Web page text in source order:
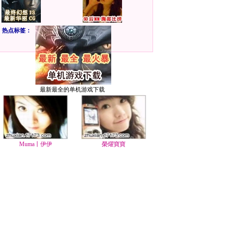
热点标签：
最新最全的单机游戏下载
Muma丨伊伊 榮燿寶寶